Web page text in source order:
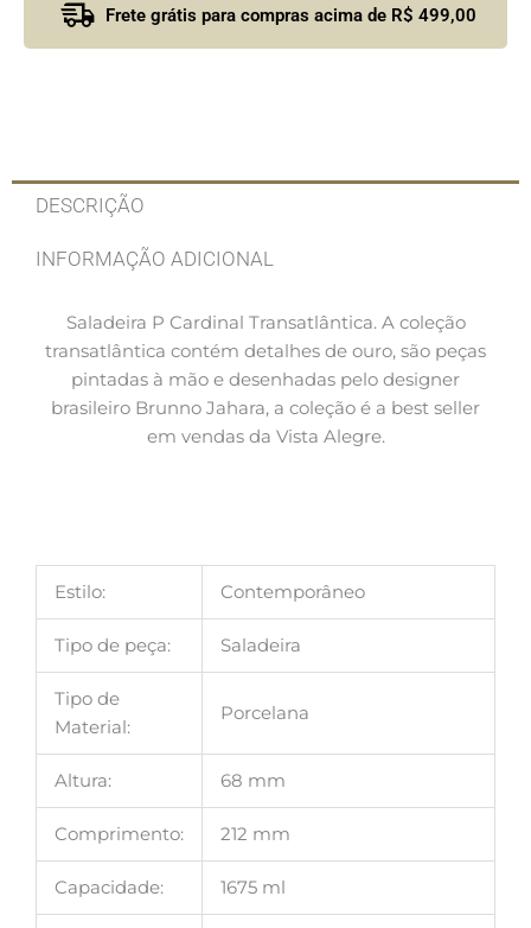
Frete grátis para compras acima de R$ 499,00
DESCRIÇÃO
INFORMAÇÃO ADICIONAL
Saladeira P Cardinal Transatlântica. A coleção
transatlântica contém detalhes de ouro, são peças
pintadas à mão e desenhadas pelo designer
brasileiro Brunno Jahara, a coleção é a best seller
em vendas da Vista Alegre.
Estilo: Contemporâneo
Tipo de peça: Saladeira
Tipo de
Material:
Porcelana
Altura: 68 mm
Comprimento: 212 mm
Capacidade: 1675 ml